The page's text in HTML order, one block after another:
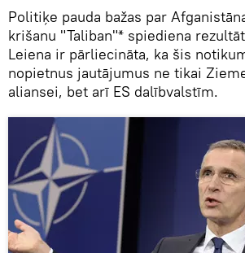
Politiķe pauda bažas par
krišanu "Taliban"* spiediena
Leiena ir pārliecināta, ka šis
nopietnus jautājumus ne tikai
aliansei, bet arī ES dalībvalstīm.